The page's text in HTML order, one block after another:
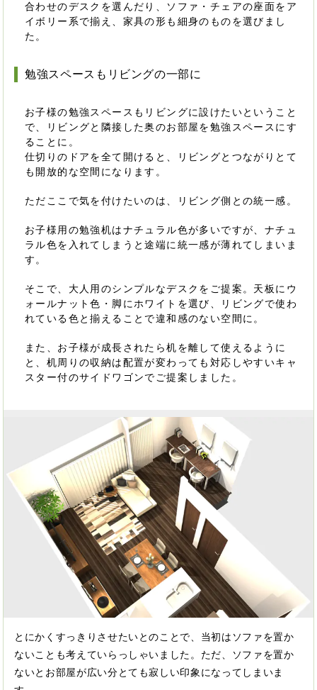
合わせのデスクを選んだり、ソファ・チェアの座面をア
イボリー系で揃え、家具の形も細身のものを選びまし
た。
勉強スペースもリビングの一部に
お子様の勉強スペースもリビングに設けたいということ
で、リビングと隣接した奥のお部屋を勉強スペースにす
ることに。
仕切りのドアを全て開けると、リビングとつながりとて
も開放的な空間になります。
ただここで気を付けたいのは、リビング側との統一感。
お子様用の勉強机はナチュラル色が多いですが、ナチュ
ラル色を入れてしまうと途端に統一感が薄れてしまいま
す。
そこで、大人用のシンプルなデスクをご提案。天板にウ
ォールナット色・脚にホワイトを選び、リビングで使わ
れている色と揃えることで違和感のない空間に。
また、お子様が成長されたら机を離して使えるように
と、机周りの収納は配置が変わっても対応しやすいキャ
スター付のサイドワゴンでご提案しました。
とにかくすっきりさせたいとのことで、当初はソファを置か
ないことも考えていらっしゃいました。ただ、ソファを置か
ないとお部屋が広い分とても寂しい印象になってしまいま